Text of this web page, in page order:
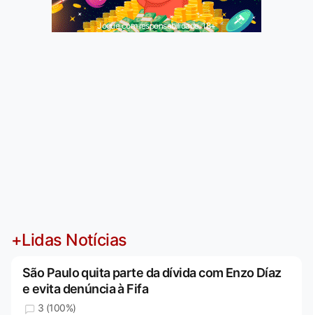
Jogue com responsabilidade. 18+
+Lidas Notícias
São Paulo quita parte da dívida com Enzo Díaz
e evita denúncia à Fifa
3 (100%)